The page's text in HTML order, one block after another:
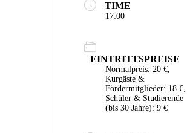
TIME
17:00
EINTRITTSPREISE
Normalpreis: 20 €,
Kurgäste &
Fördermitglieder: 18 €,
Schüler & Studierende
(bis 30 Jahre): 9 €